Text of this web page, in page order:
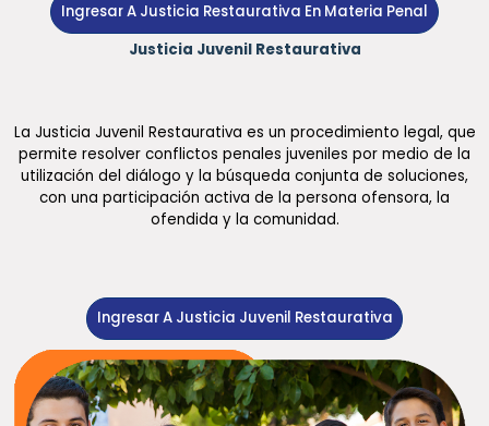
Ingresar A Justicia Restaurativa En Materia Penal
Justicia Juvenil Restaurativa
La Justicia Juvenil Restaurativa es un procedimiento legal, que
permite resolver conflictos penales juveniles por medio de la
utilización del diálogo y la búsqueda conjunta de soluciones,
con una participación activa de la persona ofensora, la
ofendida y la comunidad.
Ingresar A Justicia Juvenil Restaurativa